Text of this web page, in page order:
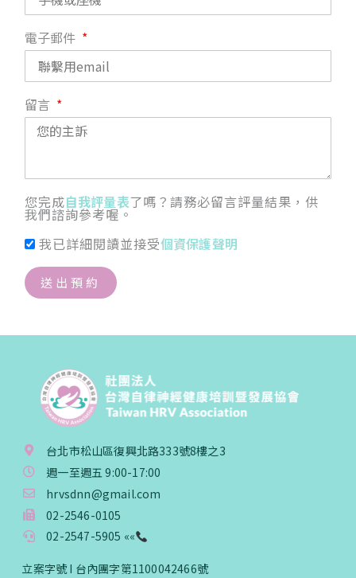
電子郵件
留言
您完成自我評量表了嗎？請務必留言評量結果，供
我們諮詢參考喔。
我已詳細閱讀並接受個資保護聲明
送出預約
台北市松山區復興北路333號8樓之3
週一至週五 9:00-17:00
hrvsdnn@gmail.com
02-2546-0105
02-2547-5905 ««
立案字號 I 台內團字第1100042466號